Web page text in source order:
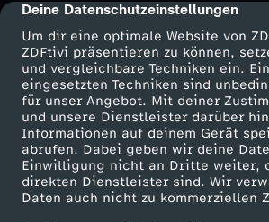
cmp-dialog-description
Deine Datenschutzeinstellungen
Um dir eine optimale Website von
ZDFtivi präsentieren zu können,
und vergleichbare Techniken ein.
eingesetzten Techniken sind
für unser Angebot. Mit deiner
und unsere Dienstleister darüber
Informationen auf deinem Gerät
abrufen. Dabei geben wir deine
Einwilligung nicht an Dritte weiter,
direkten Dienstleister sind. Wir
Daten auch nicht zu kommerziellen
a
c
h
t
,
Mehr ZDF
ZDF-Apps
Smart TV
ZDFtext
Service
Kontakt
Tickets